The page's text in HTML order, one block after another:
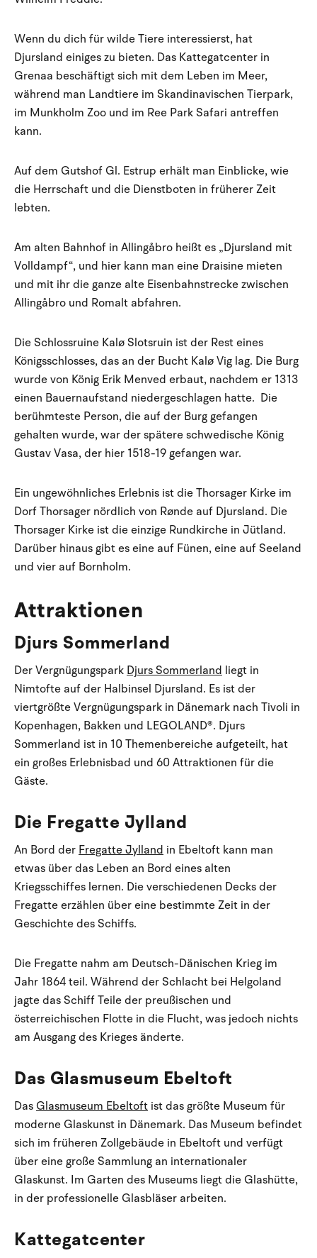
Wenn du dich für wilde Tiere interessierst, hat
Djursland einiges zu bieten. Das Kattegatcenter in
Grenaa beschäftigt sich mit dem Leben im Meer,
während man Landtiere im Skandinavischen Tierpark,
im Munkholm Zoo und im Ree Park Safari antreffen
kann.
Auf dem Gutshof Gl. Estrup erhält man Einblicke, wie
die Herrschaft und die Dienstboten in früherer Zeit
lebten.
Am alten Bahnhof in Allingåbro heißt es „Djursland mit
Volldampf“, und hier kann man eine Draisine mieten
und mit ihr die ganze alte Eisenbahnstrecke zwischen
Allingåbro und Romalt abfahren.
Die Schlossruine Kalø Slotsruin ist der Rest eines
Königsschlosses, das an der Bucht Kalø Vig lag. Die Burg
wurde von König Erik Menved erbaut, nachdem er 1313
einen Bauernaufstand niedergeschlagen hatte. Die
berühmteste Person, die auf der Burg gefangen
gehalten wurde, war der spätere schwedische König
Gustav Vasa, der hier 1518-19 gefangen war.
Ein ungewöhnliches Erlebnis ist die Thorsager Kirke im
Dorf Thorsager nördlich von Rønde auf Djursland. Die
Thorsager Kirke ist die einzige Rundkirche in Jütland.
Darüber hinaus gibt es eine auf Fünen, eine auf Seeland
und vier auf Bornholm.
Attraktionen
Djurs Sommerland
Der Vergnügungspark Djurs Sommerland liegt in
Nimtofte auf der Halbinsel Djursland. Es ist der
viertgrößte Vergnügungspark in Dänemark nach Tivoli in
Kopenhagen, Bakken und LEGOLAND®. Djurs
Sommerland ist in 10 Themenbereiche aufgeteilt, hat
ein großes Erlebnisbad und 60 Attraktionen für die
Gäste.
Die Fregatte Jylland
An Bord der Fregatte Jylland in Ebeltoft kann man
etwas über das Leben an Bord eines alten
Kriegsschiffes lernen. Die verschiedenen Decks der
Fregatte erzählen über eine bestimmte Zeit in der
Geschichte des Schiffs.
Die Fregatte nahm am Deutsch-Dänischen Krieg im
Jahr 1864 teil. Während der Schlacht bei Helgoland
jagte das Schiff Teile der preußischen und
österreichischen Flotte in die Flucht, was jedoch nichts
am Ausgang des Krieges änderte.
Das Glasmuseum Ebeltoft
Das Glasmuseum Ebeltoft ist das größte Museum für
moderne Glaskunst in Dänemark. Das Museum befindet
sich im früheren Zollgebäude in Ebeltoft und verfügt
über eine große Sammlung an internationaler
Glaskunst. Im Garten des Museums liegt die Glashütte,
in der professionelle Glasbläser arbeiten.
Kattegatcenter